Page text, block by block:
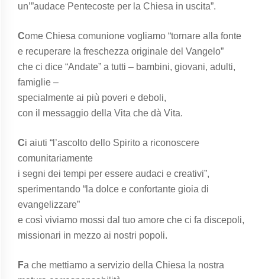
un’”audace Pentecoste per la Chiesa in uscita”.
Come Chiesa comunione vogliamo “tornare alla fonte
e recuperare la freschezza originale del Vangelo”
che ci dice “Andate” a tutti – bambini, giovani, adulti,
famiglie –
specialmente ai più poveri e deboli,
con il messaggio della Vita che dà Vita.
Ci aiuti “l’ascolto dello Spirito a riconoscere
comunitariamente
i segni dei tempi per essere audaci e creativi”,
sperimentando “la dolce e confortante gioia di
evangelizzare”
e così viviamo mossi dal tuo amore che ci fa discepoli,
missionari in mezzo ai nostri popoli.
Fa che mettiamo a servizio della Chiesa la nostra